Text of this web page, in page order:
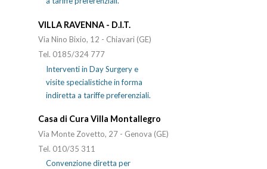
VILLA RAVENNA - D.I.T.
Via Nino Bixio, 12 - Chiavari (GE)
Tel. 0185/324 777
Interventi in Day Surgery e
visite specialistiche in forma
indiretta a tariffe preferenziali.
Casa di Cura Villa Montallegro
Via Monte Zovetto, 27 - Genova (GE)
Tel. 010/35 311
Convenzione diretta per